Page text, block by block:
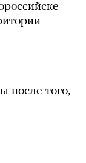
после того,